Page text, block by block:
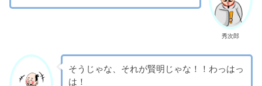
秀次郎
そうじゃな、それが賢明じゃな！！わっはっ
は！